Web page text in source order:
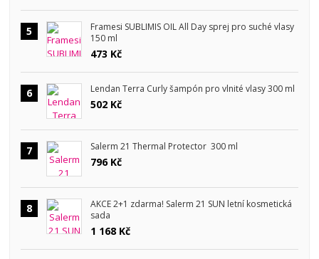
5
Framesi SUBLIMIS OIL All Day sprej pro suché vlasy
150 ml
473 Kč
6 Lendan Terra Curly šampón pro vlnité vlasy 300 ml
502 Kč
7 Salerm 21 Thermal Protector 300 ml
796 Kč
8
AKCE 2+1 zdarma! Salerm 21 SUN letní kosmetická
sada
1 168 Kč